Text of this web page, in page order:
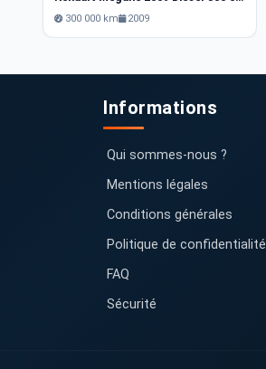
300 000 km 2009
Informations
Qui sommes-nous ?
Mentions légales
Conditions générales
Politique de confidentialité
FAQ
Sécurité